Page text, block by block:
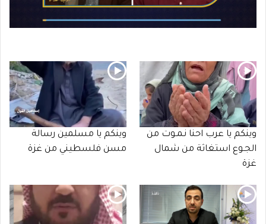
وينكم يا عرب احنا نـمـوت من
الجـوع استغاثة من شمال
غزة
وينكم يا مسلمين رسالة
مسن فلسطيني من غزة